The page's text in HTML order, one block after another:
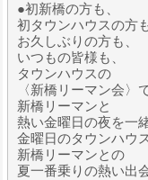
●初新橋の方も、
初タウンハウスの方も
お久しぶりの方も、
いつもの皆様も、
タウンハウスの
〈新橋リーマン会〉
新橋リーマンと
熱い金曜日の夜を一
金曜日のタウンハウ
新橋リーマンとの
夏一番乗りの熱い出